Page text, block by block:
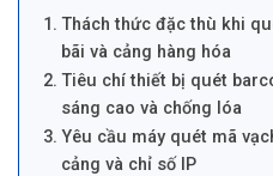
Thách thức đặc thù khi
bãi và cảng hàng hóa
Tiêu chí thiết bị quét
sáng cao và chống lóa
Yêu cầu máy quét mã
cảng và chỉ số IP